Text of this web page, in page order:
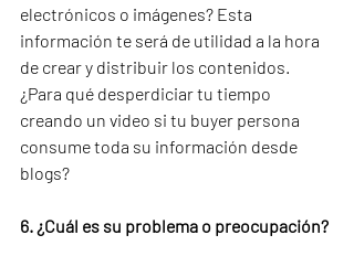
electrónicos o imágenes? Esta
información te será de utilidad a la hora
de crear y distribuir los contenidos.
¿Para qué desperdiciar tu tiempo
creando un video si tu buyer persona
consume toda su información desde
blogs?
6. ¿Cuál es su problema o preocupación?